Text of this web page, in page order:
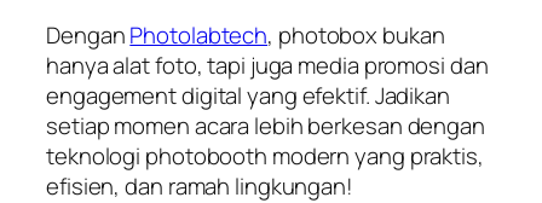
DenganPhotolabtech, photobox bukan
hanya alat foto, tapi juga media promosi dan
engagement digital yang efektif. Jadikan
setiap momen acara lebih berkesan dengan
teknologi photobooth modern yang praktis,
efisien, dan ramah lingkungan!